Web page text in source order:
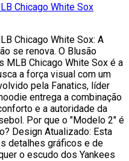
Chicago White Sox
Chicago White Sox: A
se renova. O Blusão
MLB Chicago White Sox é a
a força visual com um
pela Fanatics, líder
entrega a combinação
e a autoridade da
Por que o "Modelo 2" é
Design Atualizado: Esta
detalhes gráficos e de
o escudo dos Yankees